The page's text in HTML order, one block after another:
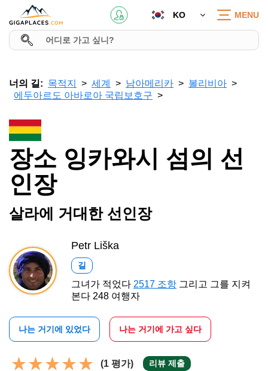
KO MENU
너의 길: 목적지 세계 남아메리카
볼리비아
에두아르도 아바로아 국립보호구
장소 잉카와시 섬의 선
인장
살라에 거대한 선인장
Petr Liška
길
그녀가 적었다 2517 조항 그리고 그를 지켜
본다 248 여행자
나는 거기에 있었다 나는 거기에 가고 싶다
(1 평가) 리뷰 제출